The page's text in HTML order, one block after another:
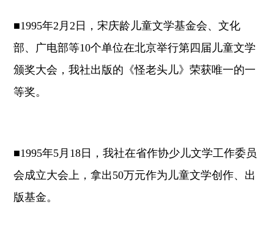
■1995年2月2日，宋庆龄儿童文学基金会、文化
部、广电部等10个单位在北京举行第四届儿童文学
颁奖大会，我社出版的《怪老头儿》荣获唯一的一
等奖。
■1995年5月18日，我社在省作协少儿文学工作委员
会成立大会上，拿出50万元作为儿童文学创作、出
版基金。